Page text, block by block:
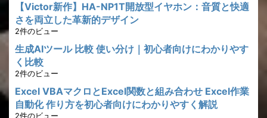
【Victor新作】HA-NP1T開放型イヤホン：音質と快適
さを両立した革新的デザイン
2件のビュー
生成AIツール 比較 使い分け｜初心者向けにわかりやす
く比較
2件のビュー
Excel VBAマクロとExcel関数と組み合わせ Excel作業
自動化 作り方を初心者向けにわかりやすく解説
2件のビュー